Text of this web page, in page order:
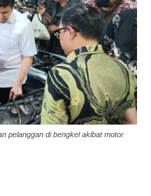
pelanggan di bengkel akibat motor